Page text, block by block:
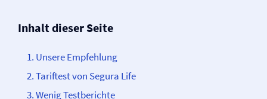
Inhalt dieser Seite
Unsere Empfehlung
Tariftest von Segura Life
Wenig Testberichte